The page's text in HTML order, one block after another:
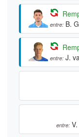
entre: B.
entre: J.
entre: